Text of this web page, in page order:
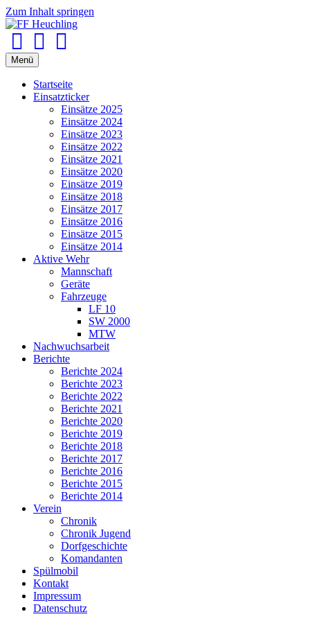
Zum Inhalt springen
Menü
Startseite
Einsatzticker
Einsätze 2025
Einsätze 2024
Einsätze 2023
Einsätze 2022
Einsätze 2021
Einsätze 2020
Einsätze 2019
Einsätze 2018
Einsätze 2017
Einsätze 2016
Einsätze 2015
Einsätze 2014
Aktive Wehr
Mannschaft
Geräte
Fahrzeuge
LF 10
SW 2000
MTW
Nachwuchsarbeit
Berichte
Berichte 2024
Berichte 2023
Berichte 2022
Berichte 2021
Berichte 2020
Berichte 2019
Berichte 2018
Berichte 2017
Berichte 2016
Berichte 2015
Berichte 2014
Verein
Chronik
Chronik Jugend
Dorfgeschichte
Komandanten
Spülmobil
Kontakt
Impressum
Datenschutz